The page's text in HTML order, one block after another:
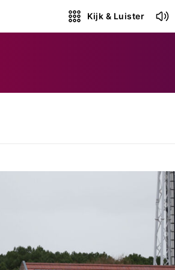
Kijk & Luister